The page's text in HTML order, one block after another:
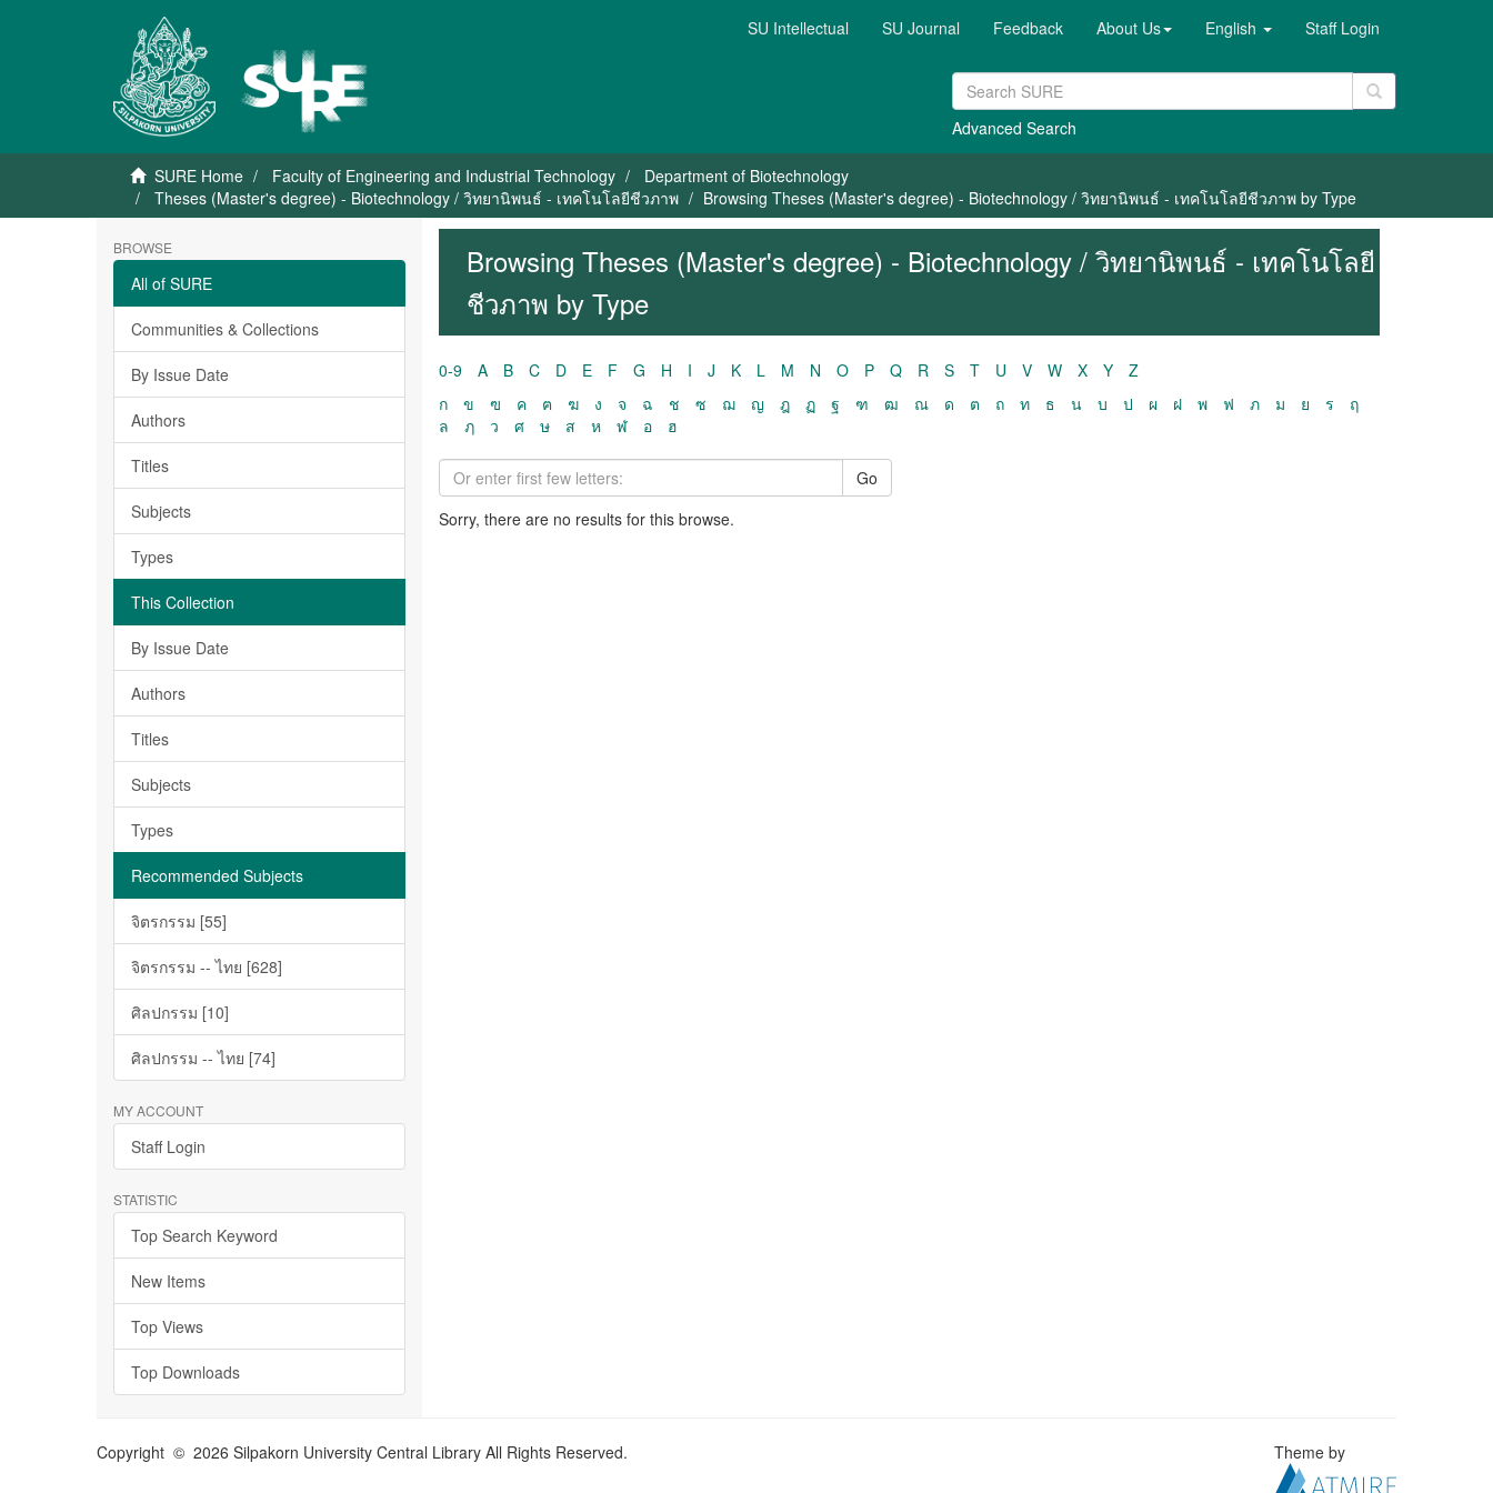
SU Intellectual SU Journal Feedback About Us English Staff Login
Advanced Search
SURE Home Faculty of Engineering and Industrial Technology
Department of Biotechnology
Theses (Master's degree) - Biotechnology / วิทยานิพนธ์ - เทคโนโลยีชีวภาพ
Browsing Theses (Master's degree) - Biotechnology / วิทยานิพนธ์ - เทคโนโลยีชีวภาพ by Type
BROWSE
All of SURE
Communities & Collections
By Issue Date
Authors
Titles
Subjects
Types
This Collection
By Issue Date
Authors
Titles
Subjects
Types
Recommended Subjects
จิตรกรรม [55]
จิตรกรรม -- ไทย [628]
ศิลปกรรม [10]
ศิลปกรรม -- ไทย [74]
MY ACCOUNT
Staff Login
STATISTIC
Top Search Keyword
New Items
Top Views
Top Downloads
Browsing Theses (Master's degree) - Biotechnology / วิทยานิพนธ์ - เทคโนโลยี
ชีวภาพ by Type
0-9 A B C D E F G H I J K L M N O P Q R S T U V W X Y
Z
ก
ข ฃ ค ฅ ฆ ง จ ฉ ช ซ ฌ ญ ฎ ฏ ฐ ฑ ฒ ณ ด ต ถ ท ธ น บ ป ผ ฝ พ ฟ ภ ม ย ร
ฤ
ล
ฦ ว ศ ษ ส ห ฬ อ ฮ
Go
Sorry, there are no results for this browse.
Copyright © 2026 Silpakorn University Central Library All Rights Reserved. Theme by